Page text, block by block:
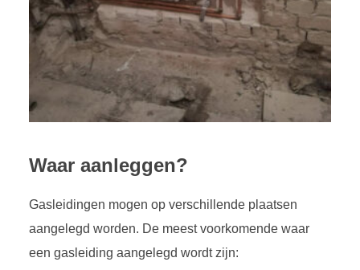
Waar aanleggen?
Gasleidingen mogen op verschillende plaatsen
aangelegd worden. De meest voorkomende waar
een gasleiding aangelegd wordt zijn: